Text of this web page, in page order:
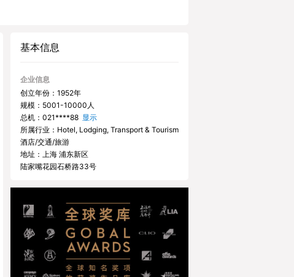
基本信息
企业信息
创立年份：1952年
规模：5001-10000人
总机： 021****88 显示
所属行业：Hotel, Lodging, Transport & Tourism
酒店/交通/旅游
地址：上海 浦东新区
陆家嘴花园石桥路33号